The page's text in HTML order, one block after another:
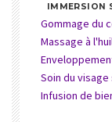
IMMERSION
Gommage du
Massage à
Soin du visage
Infusion de